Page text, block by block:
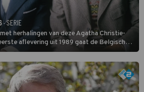
· SERIE
herhalingen van deze Agatha Christie-
aflevering uit 1989 gaat de Belgische
een vermiste kok. Poirot raakt al snel
(HH)